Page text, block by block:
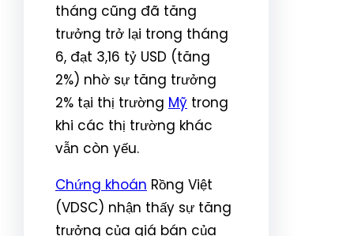
tháng cũng đã tăng
trưởng trở lại trong tháng
6, đạt 3,16 tỷ USD (tăng
2%) nhờ sự tăng trưởng
2% tại thị trường Mỹ trong
khi các thị trường khác
vẫn còn yếu.
Chứng khoán Rồng Việt
(VDSC) nhận thấy sự tăng
trưởng của giá bán của